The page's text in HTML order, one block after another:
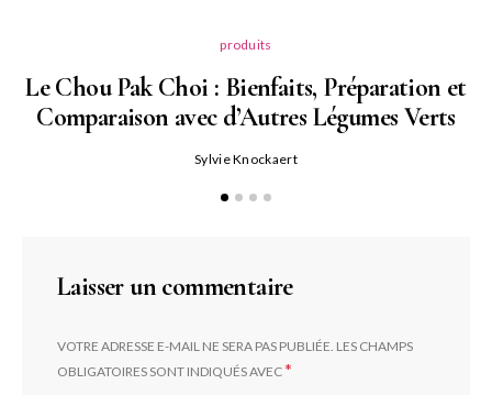
produits
Le Chou Pak Choi : Bienfaits, Préparation et
Comparaison avec d’Autres Légumes Verts
Sylvie Knockaert
Laisser un commentaire
VOTRE ADRESSE E-MAIL NE SERA PAS PUBLIÉE. LES CHAMPS
OBLIGATOIRES SONT INDIQUÉS AVEC*